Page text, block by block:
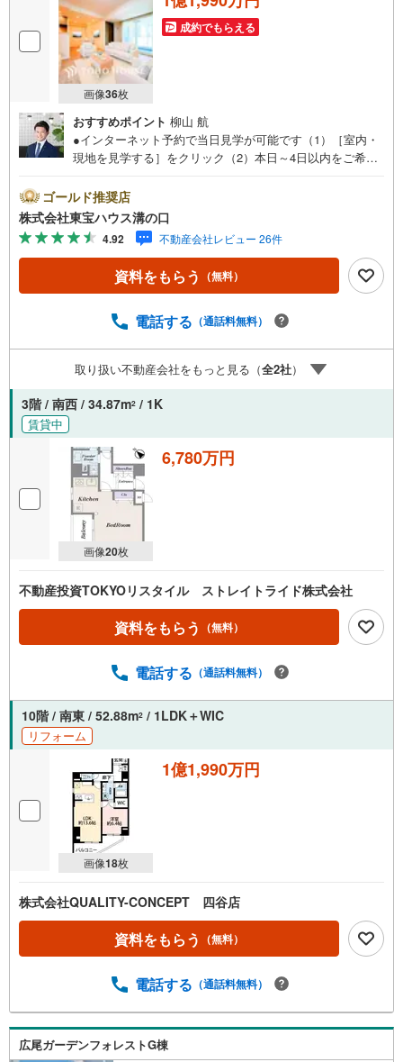
画像36枚
成約でもらえる
おすすめポイント 柳山 航
●インターネット予約で当日見学が可能です（1）［室内・
現地を見学する］をクリック（2）本日～4日以内をご希望
い！●10:00～21:00はお電話でのお問い合わせがスムーズで
す。【Yahoo！ 不動産キャンペーン対象店舗】当店で物件
を成約するとPayPayポイントがもらえる「Yahoo！不動産
物件ご成約キャンペーン」の対象になります。「資料をも
らう」「見学予約をする」ボタンからお問い合わせくださ
い。※必ずYahoo！ JAPAN IDでログインしてください。※P
客様からのお言葉に感謝してこれからも楽しく素敵なお家
か？何も決まっていなくて大丈夫！まずはお客様の夢をお
聞かせ下さい！未来の「不安」を「安心」に変える「未来
カレンダー」もご来店時に好評です。スタッフ一同いつで
ゴールド推奨店
株式会社東宝ハウス溝の口
4.92 不動産会社レビュー 26件
資料をもらう （無料）
電話する （通話料無料）
取り扱い不動産会社をもっと見る（全2社）
3階 / 南西 / 34.87m2 / 1K
賃貸中
画像20枚
6,780万円
不動産投資TOKYOリスタイル ストレイトライド株式会社
資料をもらう （無料）
電話する （通話料無料）
10階 / 南東 / 52.88m2 / 1LDK＋WIC
リフォーム
画像18枚
1億1,990万円
株式会社QUALITY-CONCEPT 四谷店
資料をもらう （無料）
電話する （通話料無料）
広尾ガーデンフォレストG棟